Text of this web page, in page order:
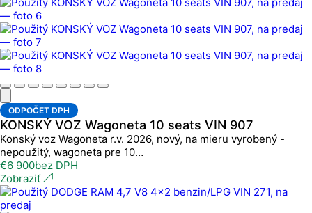
ODPOČET DPH
KONSKÝ VOZ Wagoneta 10 seats VIN 907
Konský voz Wagoneta r.v. 2026, nový, na mieru vyrobený -
nepoužitý, wagoneta pre 10…
€6 900bez DPH
Zobraziť